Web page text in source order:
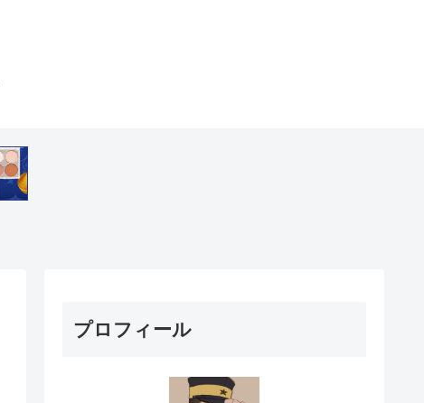
プロフィール